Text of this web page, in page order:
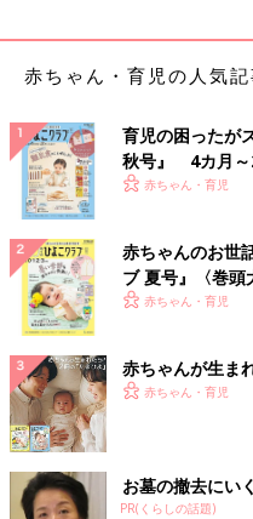
（画像提供：イケア・ジャパン）
――今年のイケアのクリスマ
インナップですね！ クリスマ
赤ちゃん・育児の人気
育児の困ったが
秋号』 4カ月～
いっぱい！
赤ちゃん・育児
赤ちゃんのお世
ブ 夏号』〈巻頭
く！ おっぱい・
赤ちゃん・育児
赤ちゃんが生ま
赤ちゃん・育児
お墓の撤去にい
PR(くらしの話題)